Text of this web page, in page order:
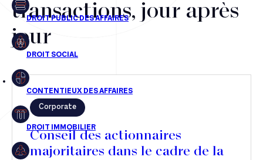
Droit public des affaires
Droit social
Droit immobilier
Restructuring
transactions, jour après
jour
Corporate
Conseil des actionnaires
majoritaires dans le cadre de la